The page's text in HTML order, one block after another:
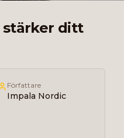
stärker ditt
Författare
Impala Nordic